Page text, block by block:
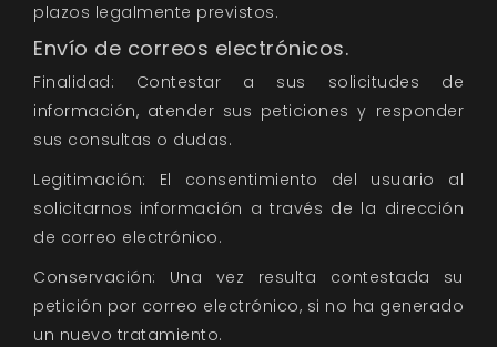
plazos legalmente previstos.
Envío de correos electrónicos.
Finalidad: Contestar a sus solicitudes de
información, atender sus peticiones y responder
sus consultas o dudas.
Legitimación: El consentimiento del usuario al
solicitarnos información a través de la dirección
de correo electrónico.
Conservación: Una vez resulta contestada su
petición por correo electrónico, si no ha generado
un nuevo tratamiento.